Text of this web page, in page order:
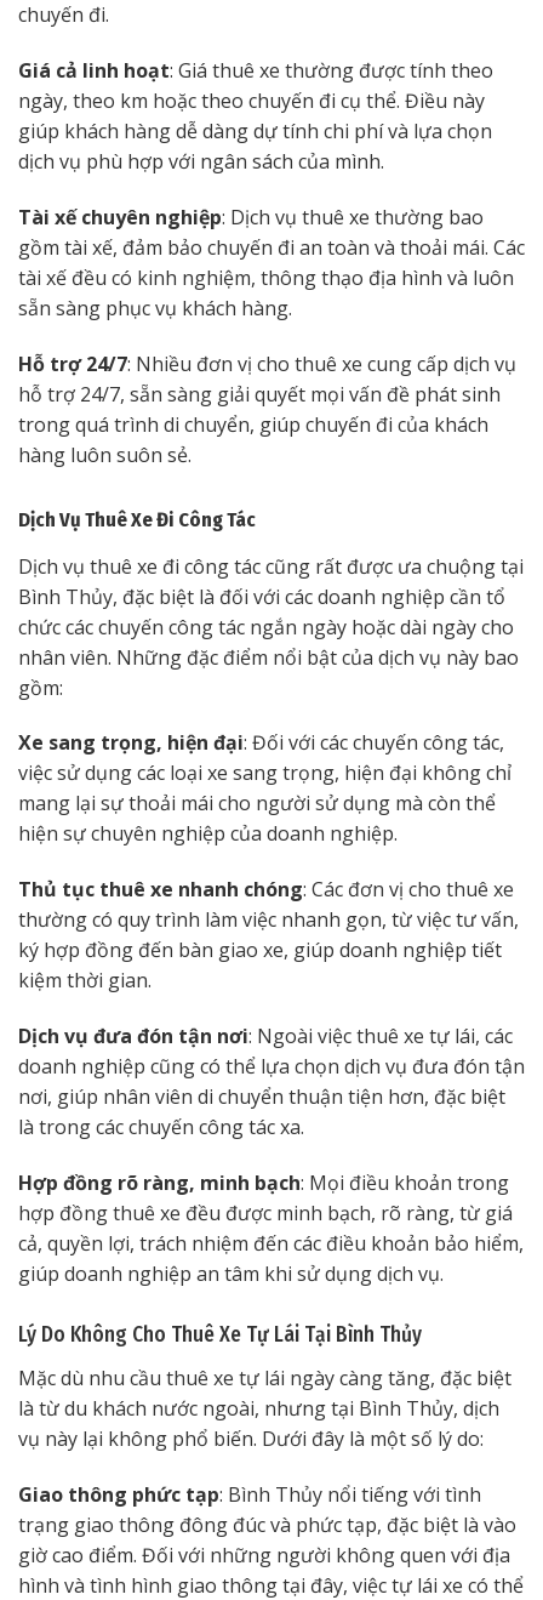
chuyến đi.
Giá cả linh hoạt: Giá thuê xe thường được tính theo
ngày, theo km hoặc theo chuyến đi cụ thể. Điều này
giúp khách hàng dễ dàng dự tính chi phí và lựa chọn
dịch vụ phù hợp với ngân sách của mình.
Tài xế chuyên nghiệp: Dịch vụ thuê xe thường bao
gồm tài xế, đảm bảo chuyến đi an toàn và thoải mái. Các
tài xế đều có kinh nghiệm, thông thạo địa hình và luôn
sẵn sàng phục vụ khách hàng.
Hỗ trợ 24/7: Nhiều đơn vị cho thuê xe cung cấp dịch vụ
hỗ trợ 24/7, sẵn sàng giải quyết mọi vấn đề phát sinh
trong quá trình di chuyển, giúp chuyến đi của khách
hàng luôn suôn sẻ.
Dịch Vụ Thuê Xe Đi Công Tác
Dịch vụ thuê xe đi công tác cũng rất được ưa chuộng tại
Bình Thủy, đặc biệt là đối với các doanh nghiệp cần tổ
chức các chuyến công tác ngắn ngày hoặc dài ngày cho
nhân viên. Những đặc điểm nổi bật của dịch vụ này bao
gồm:
Xe sang trọng, hiện đại: Đối với các chuyến công tác,
việc sử dụng các loại xe sang trọng, hiện đại không chỉ
mang lại sự thoải mái cho người sử dụng mà còn thể
hiện sự chuyên nghiệp của doanh nghiệp.
Thủ tục thuê xe nhanh chóng: Các đơn vị cho thuê xe
thường có quy trình làm việc nhanh gọn, từ việc tư vấn,
ký hợp đồng đến bàn giao xe, giúp doanh nghiệp tiết
kiệm thời gian.
Dịch vụ đưa đón tận nơi: Ngoài việc thuê xe tự lái, các
doanh nghiệp cũng có thể lựa chọn dịch vụ đưa đón tận
nơi, giúp nhân viên di chuyển thuận tiện hơn, đặc biệt
là trong các chuyến công tác xa.
Hợp đồng rõ ràng, minh bạch: Mọi điều khoản trong
hợp đồng thuê xe đều được minh bạch, rõ ràng, từ giá
cả, quyền lợi, trách nhiệm đến các điều khoản bảo hiểm,
giúp doanh nghiệp an tâm khi sử dụng dịch vụ.
Lý Do Không Cho Thuê Xe Tự Lái Tại Bình Thủy
Mặc dù nhu cầu thuê xe tự lái ngày càng tăng, đặc biệt
là từ du khách nước ngoài, nhưng tại Bình Thủy, dịch
vụ này lại không phổ biến. Dưới đây là một số lý do:
Giao thông phức tạp: Bình Thủy nổi tiếng với tình
trạng giao thông đông đúc và phức tạp, đặc biệt là vào
giờ cao điểm. Đối với những người không quen với địa
hình và tình hình giao thông tại đây, việc tự lái xe có thể